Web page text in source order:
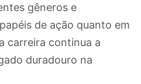
gêneros e
de ação quanto em
carreira continua a
duradouro na